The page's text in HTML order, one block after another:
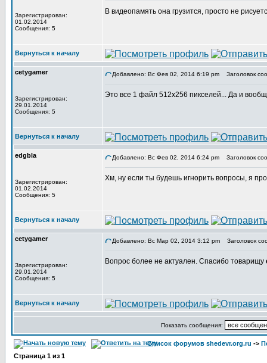
Зарегистрирован:
01.02.2014
Сообщения: 5
В видеопамять она грузится, просто не
Вернуться к началу
cetygamer
Зарегистрирован:
29.01.2014
Сообщения: 5
Добавлено: Вс Фев 02, 2014 6:19 pm Заголовок
Это все 1 файл 512х256 пикселей... Да и
Вернуться к началу
edgbla
Зарегистрирован:
01.02.2014
Сообщения: 5
Добавлено: Вс Фев 02, 2014 6:24 pm Заголовок
Хм, ну если ты будешь игнорить вопросы, я
Вернуться к началу
cetygamer
Зарегистрирован:
29.01.2014
Сообщения: 5
Добавлено: Вс Мар 02, 2014 3:12 pm Заголовок
Вопрос более не актуален. Спасибо товарищу
Вернуться к началу
Показать сообщения:
Список форумов shedevr.org.ru ->
Страница 1 из 1